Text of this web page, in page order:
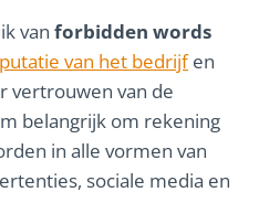
van forbidden words
van het bedrijfen
vertrouwen van de
belangrijk om rekening
in alle vormen van
sociale media en